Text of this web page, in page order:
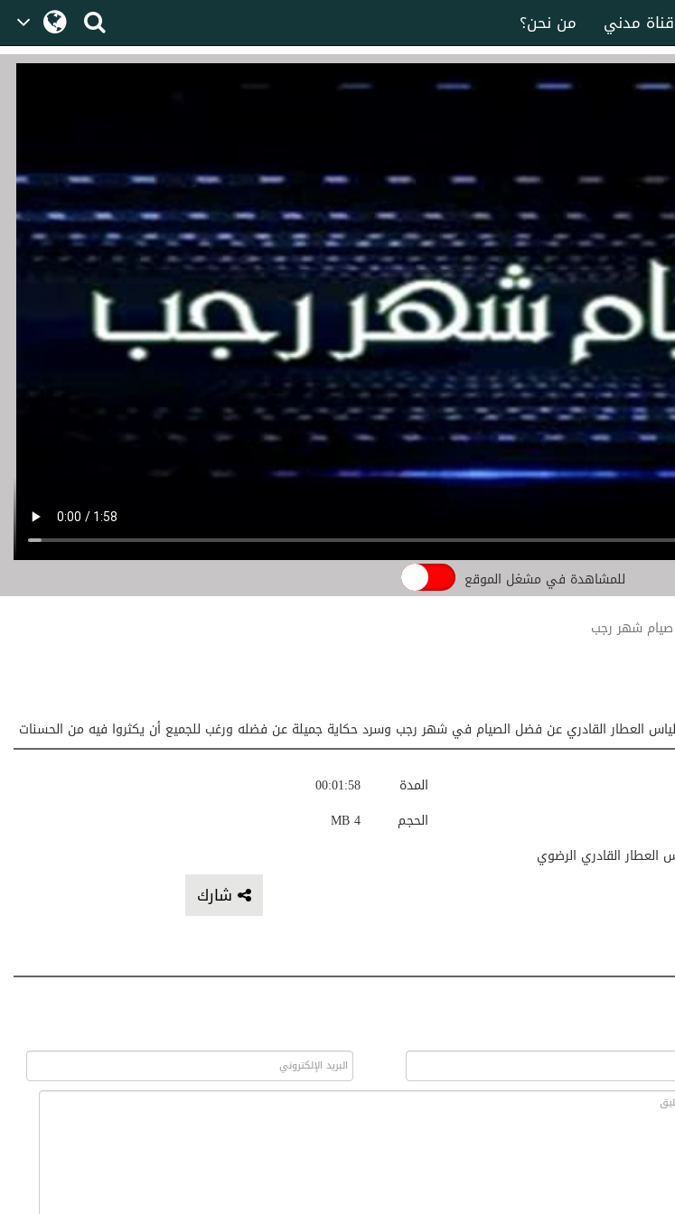
من نحن؟ قناة مدني
للمشاهدة في مشغل الموقع
صيام شهر رجب
العطار القادري عن فضل الصيام في شهر رجب وسرد حكاية جميلة عن فضله ورغب للجميع أن يكثروا فيه من الحسنات
00:01:58
المدة
4 MB
الحجم
العطار القادري الرضوي
شارك